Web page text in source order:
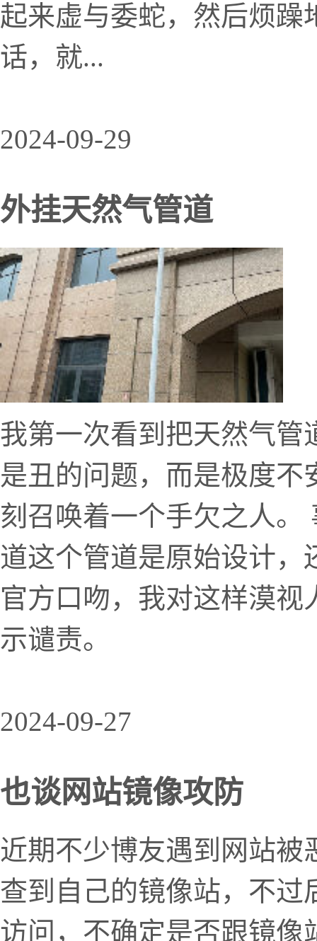
起来虚与委蛇，然后烦
话，就...
2024-09-29
外挂天然气管道
我第一次看到把天然气管
是丑的问题，而是极度
刻召唤着一个手欠之人
道这个管道是原始设计
官方口吻，我对这样漠
示谴责。
2024-09-27
也谈网站镜像攻防
近期不少博友遇到网站被
查到自己的镜像站，不过
访问，不确定是否跟镜像